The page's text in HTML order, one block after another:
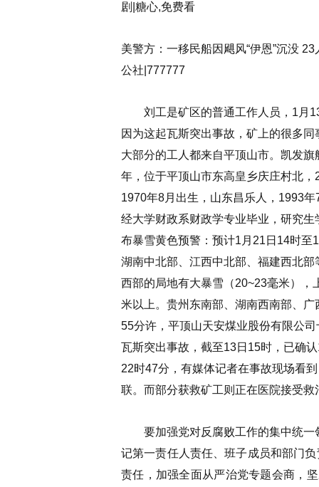
剧|糖心,免费看
美警方：一移民船因飓风“伊恩”沉没
公社|777777
刘工是矿区的普通工作人员，1月
因为这起瓦斯突出事故，矿上的很多
大部分的工人都来自平顶山市。凯发
年，位于平顶山市东高皇乡庆庄村北
1970年8月出生，山东昌乐人，1993
经大学财政系财政学专业毕业，研究生
布暴雪黄色预警：预计1月21日14时
湖南中北部、江西中北部、福建西北
西部的局地有大暴雪（20~23毫米）
米以上。贵州东南部、湖南西南部、广
55分许，平顶山天安煤业股份有限公
瓦斯突出事故，截至13日15时，已确
22时47分，有媒体记者在事故现场看
联。而部分获救矿工则正在医院接受救
要加强党对反腐败工作的集中统
记第一责任人责任、班子成员和部门
责任，加强全面从严治党专题会商，